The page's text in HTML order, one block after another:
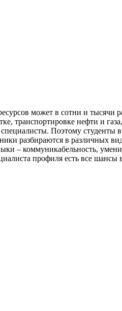
может в сотни и тысячи
транспортировке нефти и
Поэтому студенты
разбираются в различных
– коммуникабельность,
профиля есть все шансы